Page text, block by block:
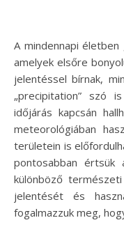
A mindennapi életben gyakran találkozunk olyan szavakkal,
amelyek elsőre
jelentéssel bírnak,
„precipitation” szó
időjárás kapcsán
meteorológiában
területein is
pontosabban értsük
különböző
jelentését és
fogalmazzuk meg,